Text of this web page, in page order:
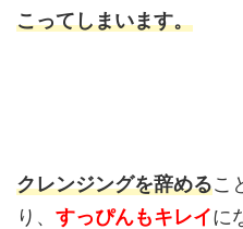
こってしまいます。
クレンジングを辞めるこ
り、 すっぴんもキレイに